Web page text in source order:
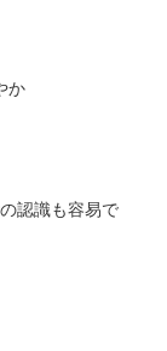
か
認識も容易で